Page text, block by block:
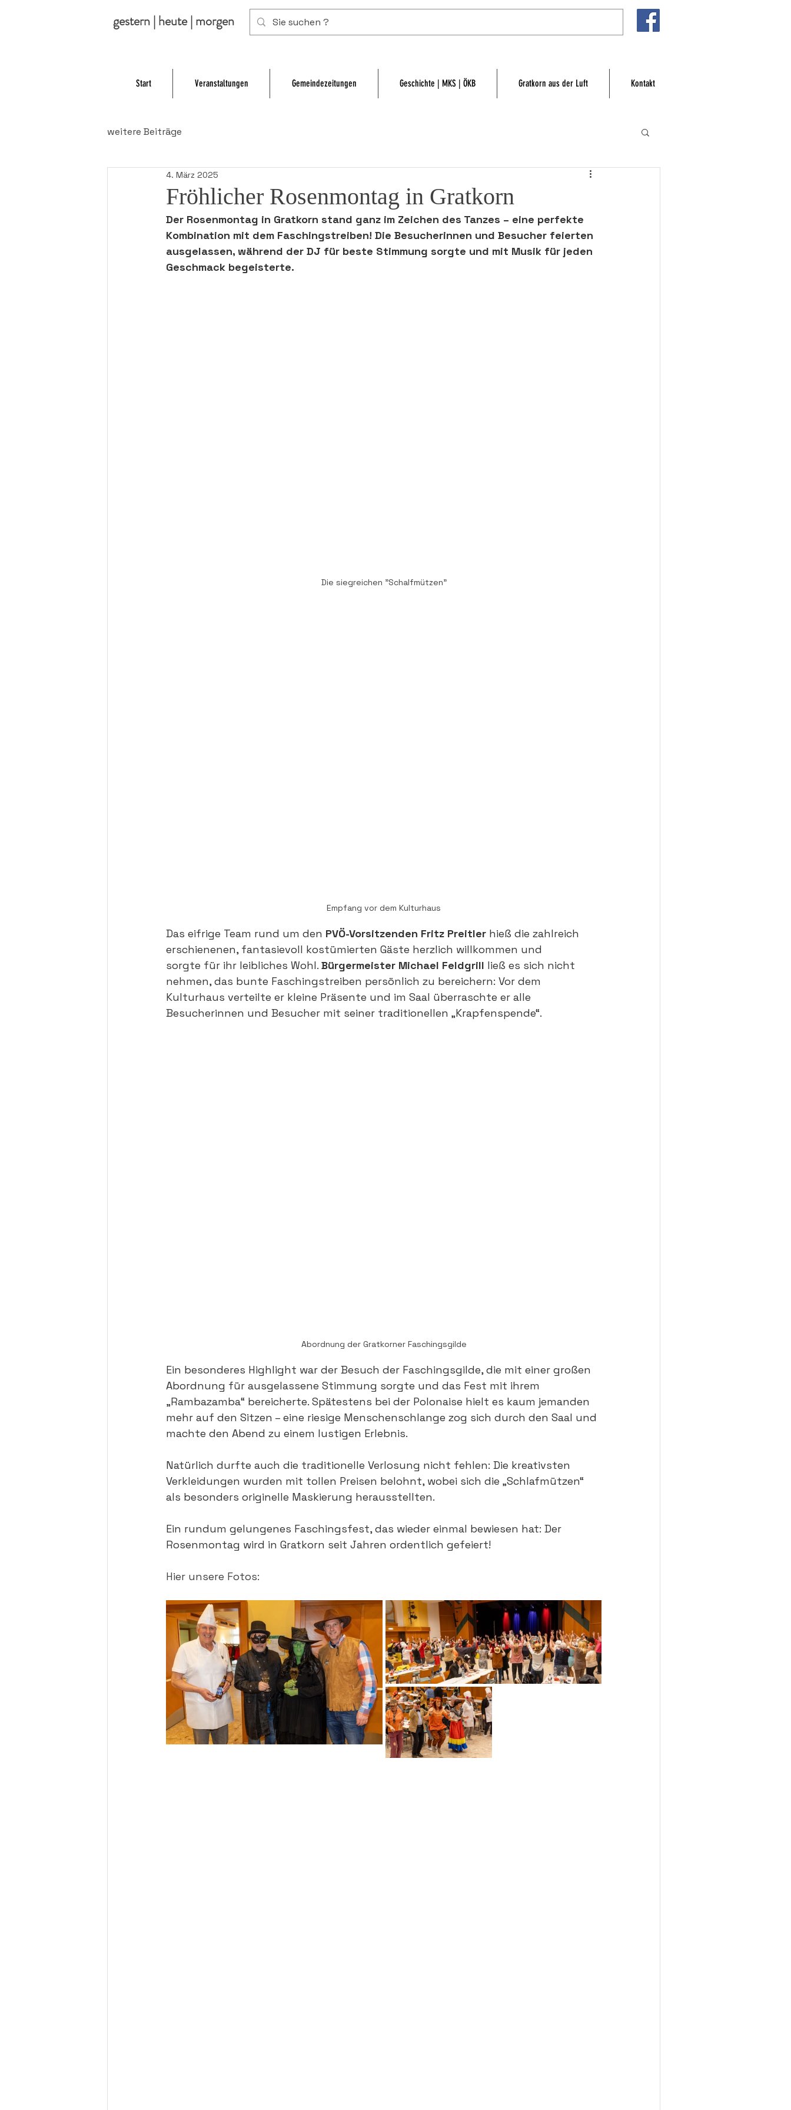
gestern | heute | morgen
Start Veranstaltungen Gemeindezeitungen Geschichte | MKS | ÖKB Gratkorn aus der Luft Kontakt
weitere Beiträge
Fröhlicher Rosenmontag in Gratkorn
4. März 2025
Der Rosenmontag in Gratkorn stand ganz im Zeichen des Tanzes – eine perfekte
Kombination mit dem Faschingstreiben! Die Besucherinnen und Besucher feierten
ausgelassen, während der DJ für beste Stimmung sorgte und mit Musik für jeden
Geschmack begeisterte.
Die siegreichen "Schalfmützen"
Empfang vor dem Kulturhaus
Das eifrige Team rund um den PVÖ-Vorsitzenden Fritz Preitler hieß die zahlreich
erschienenen, fantasievoll kostümierten Gäste herzlich willkommen und
sorgte für ihr leibliches Wohl. Bürgermeister Michael Feldgrill ließ es sich nicht
nehmen, das bunte Faschingstreiben persönlich zu bereichern: Vor dem
Kulturhaus verteilte er kleine Präsente und im Saal überraschte er alle
Besucherinnen und Besucher mit seiner traditionellen „Krapfenspende“.
Abordnung der Gratkorner Faschingsgilde
Ein besonderes Highlight war der Besuch der Faschingsgilde, die mit einer großen
Abordnung für ausgelassene Stimmung sorgte und das Fest mit ihrem
„Rambazamba“ bereicherte. Spätestens bei der Polonaise hielt es kaum jemanden
mehr auf den Sitzen – eine riesige Menschenschlange zog sich durch den Saal und
machte den Abend zu einem lustigen Erlebnis.
Natürlich durfte auch die traditionelle Verlosung nicht fehlen: Die kreativsten
Verkleidungen wurden mit tollen Preisen belohnt, wobei sich die „Schlafmützen“
als besonders originelle Maskierung herausstellten.
Ein rundum gelungenes Faschingsfest, das wieder einmal bewiesen hat: Der
Rosenmontag wird in Gratkorn seit Jahren ordentlich gefeiert!
Hier unsere Fotos: